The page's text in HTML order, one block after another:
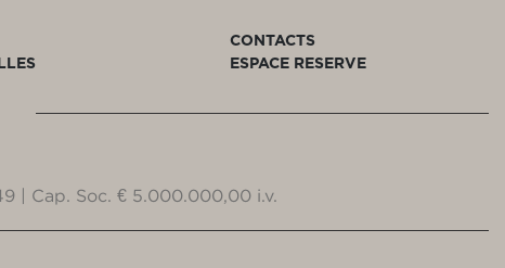
CONTACTS
ESPACE RESERVE
| Cap. Soc. € 5.000.000,00 i.v.